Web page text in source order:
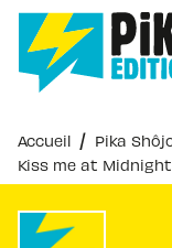
MENU
PIED DE PAGE
Accueil / Pika
Kiss me at